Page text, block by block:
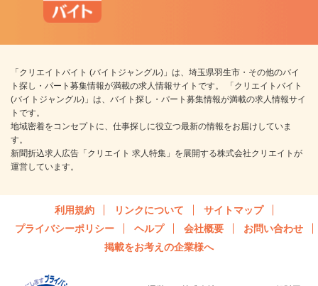
「クリエイトバイト (バイトジャングル)」は、埼玉県羽生市・その他のバイ
ト探し・パート募集情報が満載の求人情報サイトです。 「クリエイトバイト
(バイトジャングル)」は、バイト探し・パート募集情報が満載の求人情報サイ
トです。
地域密着をコンセプトに、仕事探しに役立つ最新の情報をお届けしていま
す。
新聞折込求人広告「クリエイト 求人特集」を展開する株式会社クリエイトが
運営しています。
利用規約 リンクについて
サイトマップ
プライバシーポリシー
ヘルプ 会社概要
お問い合わせ
掲載をお考えの企業様へ